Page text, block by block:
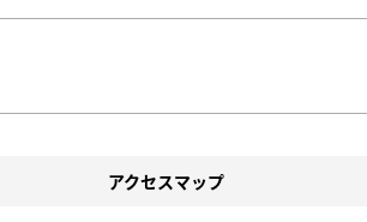
アクセスマップ